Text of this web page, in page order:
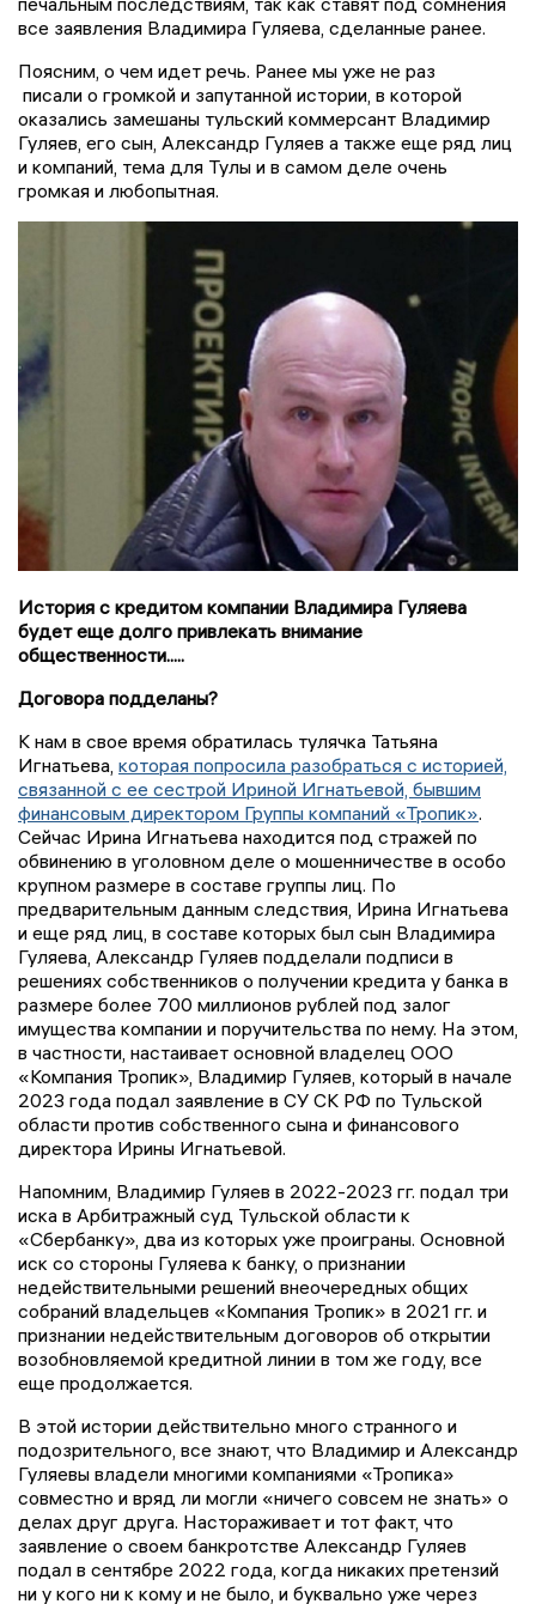
все заявления Владимира Гуляева, сделанные ранее.
Поясним, о чем идет речь. Ранее мы уже не раз
писали о громкой и запутанной истории, в которой
оказались замешаны тульский коммерсант Владимир
Гуляев, его сын, Александр Гуляев а также еще ряд лиц
и компаний, тема для Тулы и в самом деле очень
громкая и любопытная.
История с кредитом компании Владимира Гуляева
будет еще долго привлекать внимание
общественности.....
Договора подделаны?
К нам в свое время обратилась тулячка Татьяна
Игнатьева, которая попросила разобраться с историей,
связанной с ее сестрой Ириной Игнатьевой, бывшим
финансовым директором Группы компаний «Тропик».
Сейчас Ирина Игнатьева находится под стражей по
обвинению в уголовном деле о мошенничестве в особо
крупном размере в составе группы лиц. По
предварительным данным следствия, Ирина Игнатьева
и еще ряд лиц, в составе которых был сын Владимира
Гуляева, Александр Гуляев подделали подписи в
решениях собственников о получении кредита у банка в
размере более 700 миллионов рублей под залог
имущества компании и поручительства по нему. На этом,
в частности, настаивает основной владелец ООО
«Компания Тропик», Владимир Гуляев, который в начале
2023 года подал заявление в СУ СК РФ по Тульской
области против собственного сына и финансового
директора Ирины Игнатьевой.
Напомним, Владимир Гуляев в 2022-2023 гг. подал три
иска в Арбитражный суд Тульской области к
«Сбербанку», два из которых уже проиграны. Основной
иск со стороны Гуляева к банку, о признании
недействительными решений внеочередных общих
собраний владельцев «Компания Тропик» в 2021 гг. и
признании недействительным договоров об открытии
возобновляемой кредитной линии в том же году, все
еще продолжается.
В этой истории действительно много странного и
подозрительного, все знают, что Владимир и Александр
Гуляевы владели многими компаниями «Тропика»
совместно и вряд ли могли «ничего совсем не знать» о
делах друг друга. Настораживает и тот факт, что
заявление о своем банкротстве Александр Гуляев
подал в сентябре 2022 года, когда никаких претензий
ни у кого ни к кому и не было, и буквально уже через